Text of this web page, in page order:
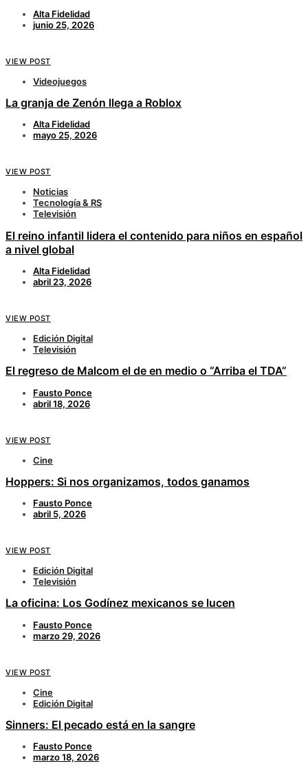
Alta Fidelidad
junio 25, 2026
VIEW POST
Videojuegos
La granja de Zenón llega a Roblox
Alta Fidelidad
mayo 25, 2026
VIEW POST
Noticias
Tecnología & RS
Televisión
El reino infantil lidera el contenido para niños en español
a nivel global
Alta Fidelidad
abril 23, 2026
VIEW POST
Edición Digital
Televisión
El regreso de Malcom el de en medio o “Arriba el TDA”
Fausto Ponce
abril 18, 2026
VIEW POST
Cine
Hoppers: Si nos organizamos, todos ganamos
Fausto Ponce
abril 5, 2026
VIEW POST
Edición Digital
Televisión
La oficina: Los Godínez mexicanos se lucen
Fausto Ponce
marzo 29, 2026
VIEW POST
Cine
Edición Digital
Sinners: El pecado está en la sangre
Fausto Ponce
marzo 18, 2026